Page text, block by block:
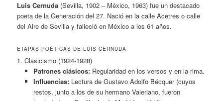
Luis Cernuda (Sevilla, 1902 – México, 1963) fue un destacado
poeta de la Generación del 27. Nació en la calle Acetres o calle
del Aire de Sevilla y falleció en México a los 61 años.
ETAPAS POÉTICAS DE LUIS CERNUDA
1. Clasicismo (1924-1928)
Patrones clásicos:Regularidad en los versos y en la rima.
Influencias:Lectura de Gustavo Adolfo Bécquer (cuyos
restos, junto a los de su hermano Valeriano, fueron